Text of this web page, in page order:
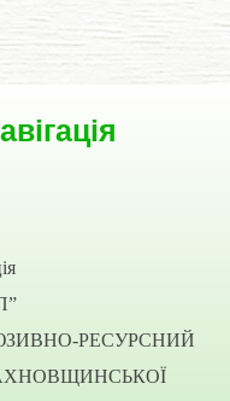
РЕСУРСНИЙ